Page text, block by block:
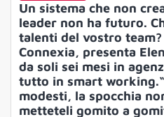
Un sistema che non
leader non ha futuro.
talenti del vostro
Connexia, presenta
da soli sei mesi in
tutto in smart
modesti, la spocchia
metteteli gomito a